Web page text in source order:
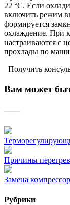
22 °C. Если
включить режим
формируется
охлаждение. При
настраиваются с
прохлады по
Получить
Вам может
——
Причины
Замена
Рубрики